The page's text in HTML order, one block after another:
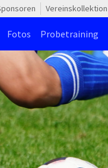
Vereinskollektion
Fotos Probetraining